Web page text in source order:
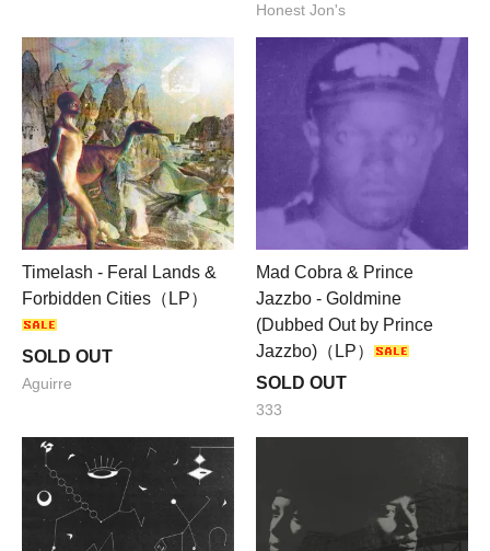
Honest Jon's
Timelash - Feral Lands &
Forbidden Cities（LP）
SOLD OUT
Aguirre
Mad Cobra & Prince
Jazzbo - Goldmine
(Dubbed Out by Prince
Jazzbo)（LP）
SOLD OUT
333